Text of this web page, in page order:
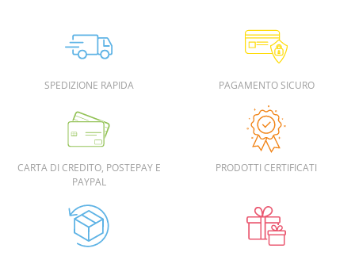
SPEDIZIONE RAPIDA PAGAMENTO SICURO
CARTA DI CREDITO, POSTEPAY E
PAYPAL
PRODOTTI CERTIFICATI